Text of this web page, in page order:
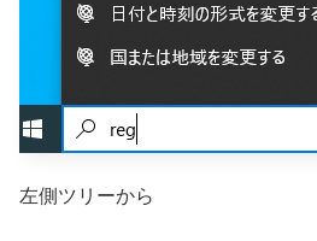
左側ツリーから